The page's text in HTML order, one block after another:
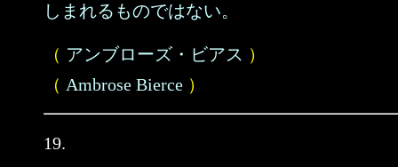
しまれるものではない。
（ アンブローズ・ビアス ）
（ Ambrose Bierce ）
19.